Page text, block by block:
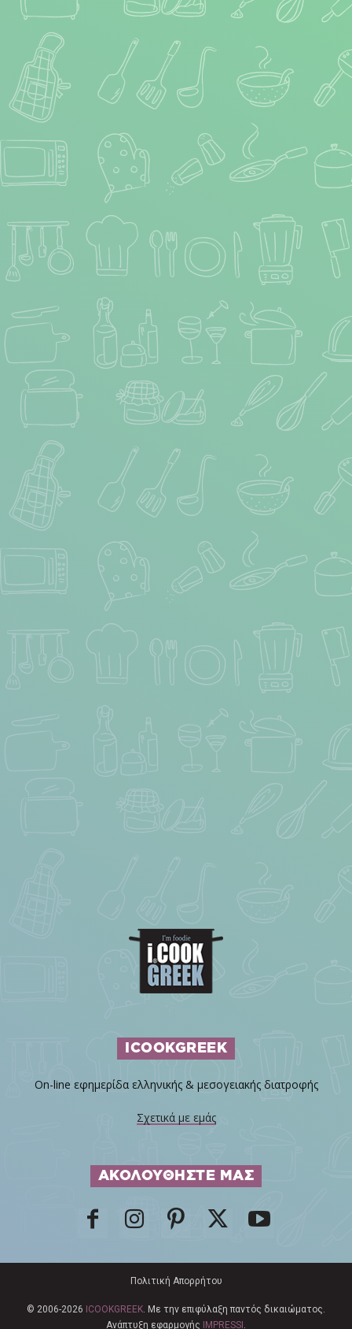
ICOOKGREEK
On-line εφημερίδα ελληνικής & μεσογειακής διατροφής
Σχετικά με εμάς
ΑΚΟΛΟΥΘΗΣΤΕ ΜΑΣ
Πολιτική Απορρήτου
© 2006-2026 ICOOKGREEK. Με την επιφύλαξη παντός δικαιώματος.
Ανάπτυξη εφαρμογής
IMPRESSI .